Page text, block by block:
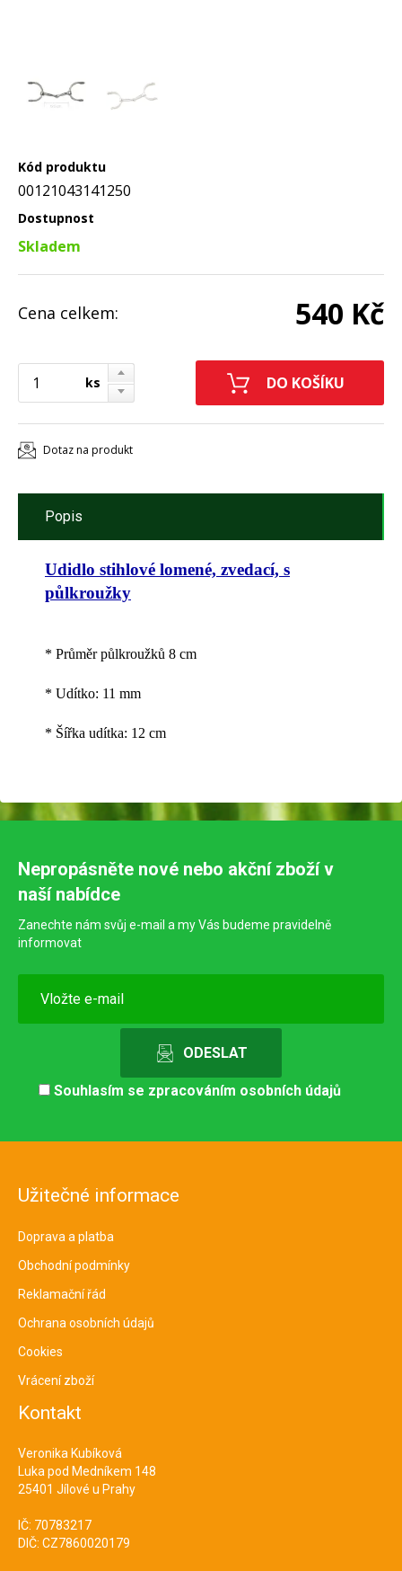
Kód produktu
00121043141250
Dostupnost
Skladem
Cena celkem: 540 Kč
ks
Dotaz na produkt
Popis
Udidlo stihlové lomené, zvedací, s
půlkroužky
* Průměr půlkroužků 8 cm
* Udítko: 11 mm
* Šířka udítka: 12 cm
Nepropásněte nové nebo akční zboží v
naší nabídce
Zanechte nám svůj e-mail a my Vás budeme pravidelně
informovat
Souhlasím se zpracováním osobních údajů
Užitečné informace
Doprava a platba
Obchodní podmínky
Reklamační řád
Ochrana osobních údajů
Cookies
Vrácení zboží
Kontakt
Veronika Kubíková
Luka pod Medníkem 148
25401 Jílové u Prahy
IČ: 70783217
DIČ: CZ7860020179